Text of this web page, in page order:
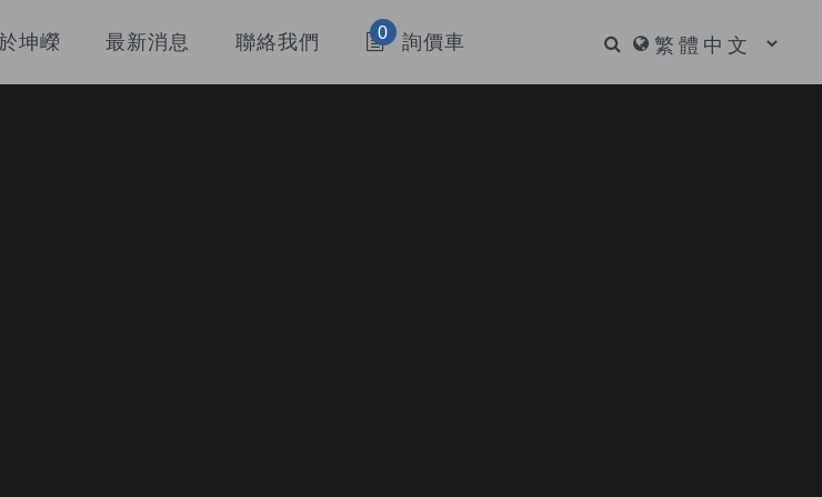
坤嶸 最新消息 聯絡我們 0 詢價車